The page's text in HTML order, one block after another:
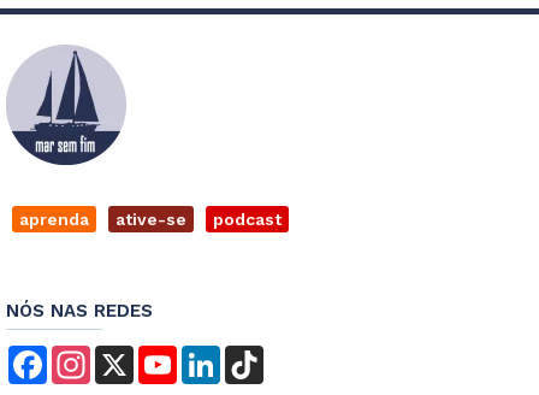
aprenda ative-se podcast
NÓS NAS REDES
FacebookInstagram
X YouTubeLinkedIn